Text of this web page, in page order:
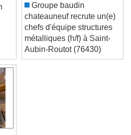
Groupe baudin
chateauneuf recrute un(e)
chefs d'équipe structures
métalliques (h/f) à Saint-
Aubin-Routot (76430)